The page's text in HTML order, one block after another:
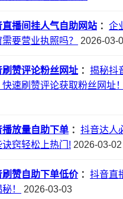
直播间挂人气自助网站 ： 企
要营业执照吗？
2026-03-
刷赞评论粉丝网址 ： 揭秘抖
速刷赞评论获取粉丝网址！
播放量自助下单 ： 抖音达人
诀窍轻松上热门! 2026-03-02
刷赞自助下单低价： 抖音直
！
2026-03-03